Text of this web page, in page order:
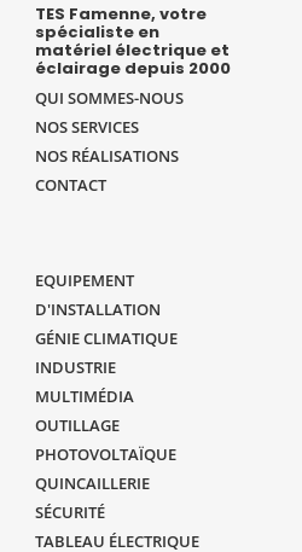
TES Famenne, votre
spécialiste en
matériel électrique et
éclairage depuis 2000
QUI SOMMES-NOUS
NOS SERVICES
NOS RÉALISATIONS
CONTACT
EQUIPEMENT
D'INSTALLATION
GÉNIE CLIMATIQUE
INDUSTRIE
MULTIMÉDIA
OUTILLAGE
PHOTOVOLTAÏQUE
QUINCAILLERIE
SÉCURITÉ
TABLEAU ÉLECTRIQUE